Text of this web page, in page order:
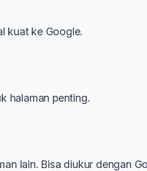
kuat ke Google.
halaman penting.
lain. Bisa diukur dengan